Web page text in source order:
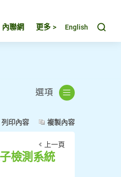
內聯網 更多 > English
選項
列印內容 複製內容
上一頁
檢測系統